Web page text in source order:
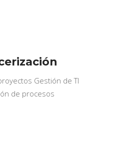
Gestión de TI
de procesos